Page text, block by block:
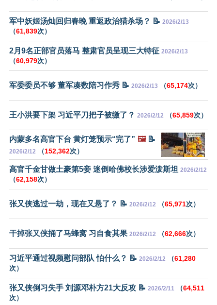
军中妖姬汤灿回归春晚 重返政治猎杀场？ 📝 2026/2/13
（61,839次）
2月9名正部官员落马 整肃官员呈现三大特征 2026/2/13
（60,979次）
军委委员不够 董军凑数陪习作秀 📝 2026/2/13 （65,174次）
王小洪要下架 习近平刀把子被缴了？ 2026/2/12 （65,859次）
内蒙多名高官下台 黄灯笼预示“完了” 🖼️📝
2026/2/12 （152,362次）
高官千金甘做土豪第5妾 迷倒哈佛校长涉爱泼斯坦 2026/2/12
（62,158次）
张又侠逃过一劫，现在又悬了？ 📝 2026/2/12 （65,971次）
干掉张又侠捅了马蜂窝 习自食其果 2026/2/12 （62,666次）
习近平通过视频慰问部队 怕什么？ 📝 2026/2/12 （61,280
次）
张又侠倒习失手 刘源邓朴方21大反攻 📝 2026/2/11 （64,511
次）